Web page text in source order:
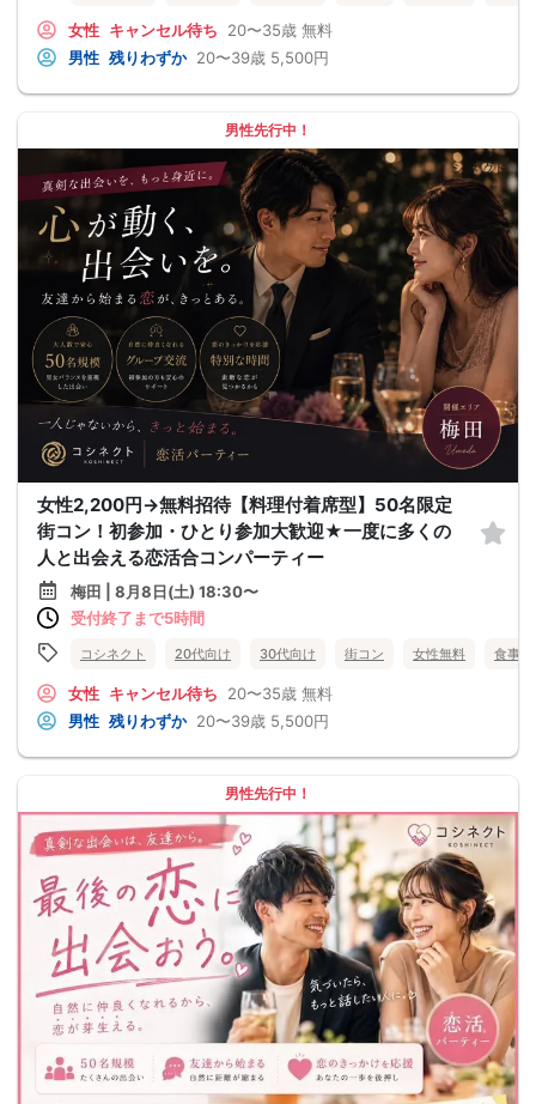
女性 キャンセル待ち 20〜35歳 無料
男性 残りわずか 20〜39歳 5,500円
男性先行中！
女性2,200円→無料招待【料理付着席型】50名限定
街コン！初参加・ひとり参加大歓迎★一度に多くの
人と出会える恋活合コンパーティー
梅田 | 8月8日(土) 18:30〜
受付終了まで5時間
コシネクト 20代向け 30代向け 街コン 女性無料 食事
女性 キャンセル待ち 20〜35歳 無料
男性 残りわずか 20〜39歳 5,500円
男性先行中！